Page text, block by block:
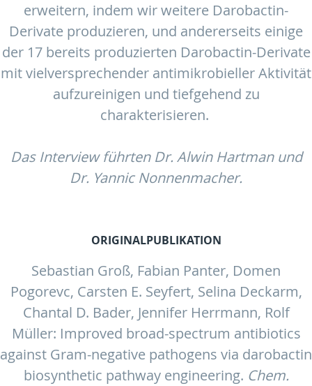
erweitern, indem wir weitere Darobactin-
Derivate produzieren, und andererseits einige
der 17 bereits produzierten Darobactin-Derivate
mit vielversprechender antimikrobieller Aktivität
aufzureinigen und tiefgehend zu
charakterisieren.
Das Interview führten Dr. Alwin Hartman und
Dr. Yannic Nonnenmacher.
ORIGINALPUBLIKATION
Sebastian Groß, Fabian Panter, Domen
Pogorevc, Carsten E. Seyfert, Selina Deckarm,
Chantal D. Bader, Jennifer Herrmann, Rolf
Müller: Improved broad-spectrum antibiotics
against Gram-negative pathogens via darobactin
biosynthetic pathway engineering. Chem.